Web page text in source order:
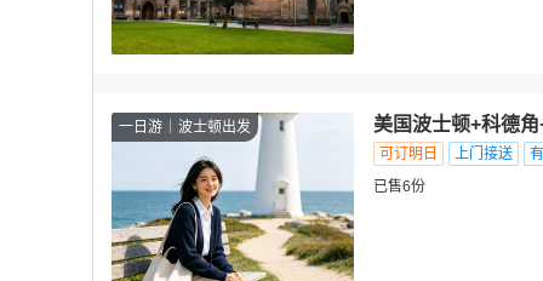
一日游 波士顿出发 美国波士顿+科德
可订明日 上门接送
已售6份